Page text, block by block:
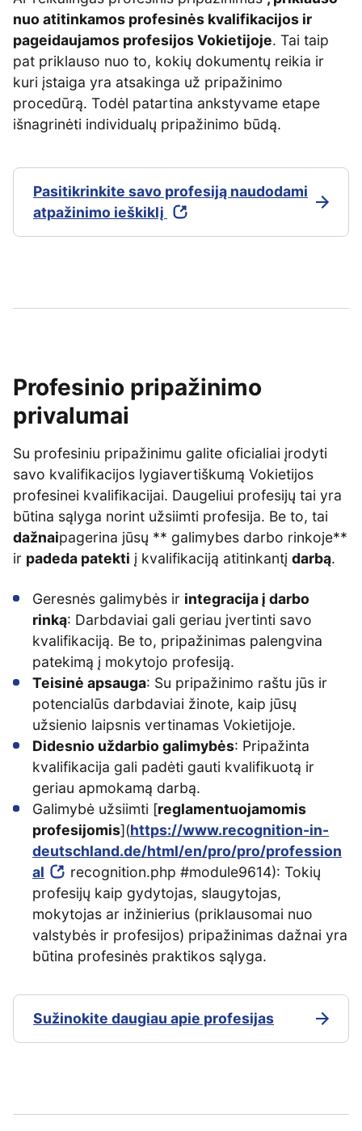
nuo atitinkamos profesinės kvalifikacijos ir
pageidaujamos profesijos Vokietijoje. Tai taip
pat priklauso nuo to, kokių dokumentų reikia ir
kuri įstaiga yra atsakinga už pripažinimo
procedūrą. Todėl patartina ankstyvame etape
išnagrinėti individualų pripažinimo būdą.
Pasitikrinkite savo profesiją naudodami
atpažinimo ieškiklį
Profesinio pripažinimo
privalumai
Su profesiniu pripažinimu galite oficialiai įrodyti
savo kvalifikacijos lygiavertiškumą Vokietijos
profesinei kvalifikacijai. Daugeliui profesijų tai yra
būtina sąlyga norint užsiimti profesija. Be to, tai
dažnaipagerina jūsų ** galimybes darbo rinkoje**
ir padeda patekti į kvalifikaciją atitinkantį darbą.
Geresnės galimybės ir integracija į darbo
rinką: Darbdaviai gali geriau įvertinti savo
kvalifikaciją. Be to, pripažinimas palengvina
patekimą į mokytojo profesiją.
Teisinė apsauga: Su pripažinimo raštu jūs ir
potencialūs darbdaviai žinote, kaip jūsų
užsienio laipsnis vertinamas Vokietijoje.
Didesnio uždarbio galimybės: Pripažinta
kvalifikacija gali padėti gauti kvalifikuotą ir
geriau apmokamą darbą.
Galimybė užsiimti [reglamentuojamomis
profesijomis](https://www.recognition-in-
deutschland.de/html/en/pro/pro/profession
al
recognition.php #module9614): Tokių
profesijų kaip gydytojas, slaugytojas,
mokytojas ar inžinierius (priklausomai nuo
valstybės ir profesijos) pripažinimas dažnai yra
būtina profesinės praktikos sąlyga.
Sužinokite daugiau apie profesijas